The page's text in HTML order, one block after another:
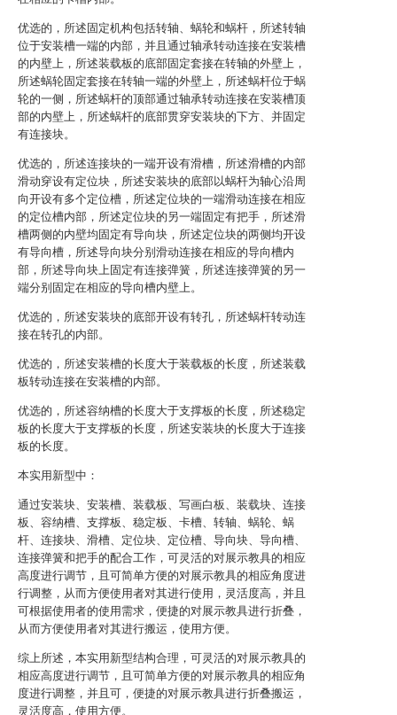
优选的，所述固定机构包括转轴、蜗轮和蜗杆，所述转轴
位于安装槽一端的内部，并且通过轴承转动连接在安装槽
的内壁上，所述装载板的底部固定套接在转轴的外壁上，
所述蜗轮固定套接在转轴一端的外壁上，所述蜗杆位于蜗
轮的一侧，所述蜗杆的顶部通过轴承转动连接在安装槽顶
部的内壁上，所述蜗杆的底部贯穿安装块的下方、并固定
有连接块。
优选的，所述连接块的一端开设有滑槽，所述滑槽的内部
滑动穿设有定位块，所述安装块的底部以蜗杆为轴心沿周
向开设有多个定位槽，所述定位块的一端滑动连接在相应
的定位槽内部，所述定位块的另一端固定有把手，所述滑
槽两侧的内壁均固定有导向块，所述定位块的两侧均开设
有导向槽，所述导向块分别滑动连接在相应的导向槽内
部，所述导向块上固定有连接弹簧，所述连接弹簧的另一
端分别固定在相应的导向槽内壁上。
优选的，所述安装块的底部开设有转孔，所述蜗杆转动连
接在转孔的内部。
优选的，所述安装槽的长度大于装载板的长度，所述装载
板转动连接在安装槽的内部。
优选的，所述容纳槽的长度大于支撑板的长度，所述稳定
板的长度大于支撑板的长度，所述安装块的长度大于连接
板的长度。
本实用新型中：
通过安装块、安装槽、装载板、写画白板、装载块、连接
板、容纳槽、支撑板、稳定板、卡槽、转轴、蜗轮、蜗
杆、连接块、滑槽、定位块、定位槽、导向块、导向槽、
连接弹簧和把手的配合工作，可灵活的对展示教具的相应
高度进行调节，且可简单方便的对展示教具的相应角度进
行调整，从而方便使用者对其进行使用，灵活度高，并且
可根据使用者的使用需求，便捷的对展示教具进行折叠，
从而方便使用者对其进行搬运，使用方便。
综上所述，本实用新型结构合理，可灵活的对展示教具的
相应高度进行调节，且可简单方便的对展示教具的相应角
度进行调整，并且可，便捷的对展示教具进行折叠搬运，
灵活度高，使用方便。